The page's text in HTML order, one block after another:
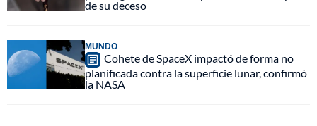
de su deceso
MUNDO
Cohete de SpaceX impactó de forma no
planificada contra la superficie lunar, confirmó
la NASA